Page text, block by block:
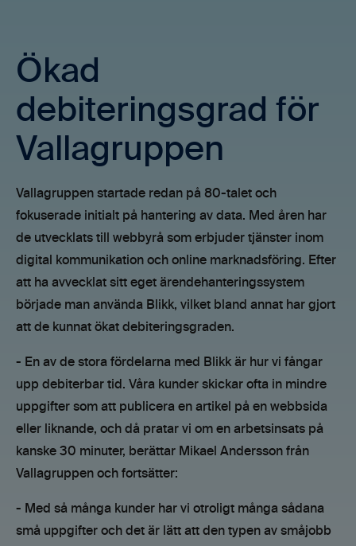
Ökad
debiteringsgrad för
Vallagruppen
Vallagruppen startade redan på 80-talet och
fokuserade initialt på hantering av data. Med åren har
de utvecklats till webbyrå som erbjuder tjänster inom
digital kommunikation och online marknadsföring. Efter
att ha avvecklat sitt eget ärendehanteringssystem
började man använda Blikk, vilket bland annat har gjort
att de kunnat ökat debiteringsgraden.
- En av de stora fördelarna med Blikk är hur vi fångar
upp debiterbar tid. Våra kunder skickar ofta in mindre
uppgifter som att publicera en artikel på en webbsida
eller liknande, och då pratar vi om en arbetsinsats på
kanske 30 minuter, berättar Mikael Andersson från
Vallagruppen och fortsätter:
- Med så många kunder har vi otroligt många sådana
små uppgifter och det är lätt att den typen av småjobb